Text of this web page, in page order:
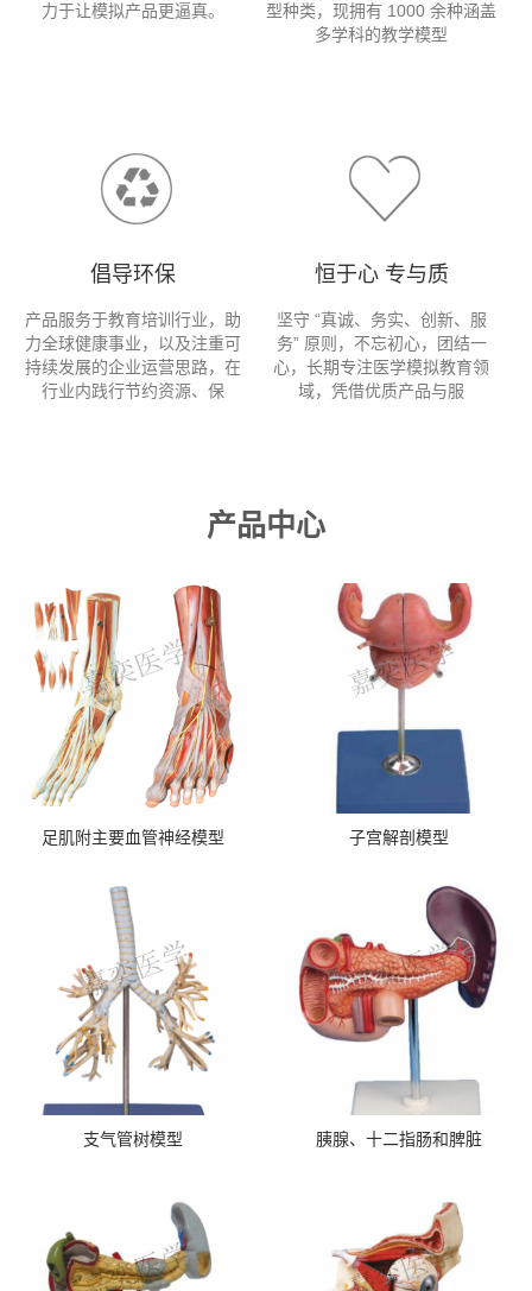
力于让模拟产品更逼真。
型种类，现拥有 1000 余种涵盖
多学科的教学模型
倡导环保
产品服务于教育培训行业，助
力全球健康事业，以及注重可
持续发展的企业运营思路，在
行业内践行节约资源、保
恒于心 专与质
坚守 “真诚、务实、创新、服
务” 原则，不忘初心，团结一
心，长期专注医学模拟教育领
域，凭借优质产品与服
产品中心
足肌附主要血管神经模型 子宫解剖模型
支气管树模型 胰腺、十二指肠和脾脏